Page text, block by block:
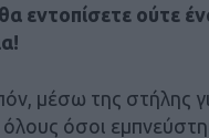
εντοπίσετε ούτε
μέσω της στήλης
όσοι